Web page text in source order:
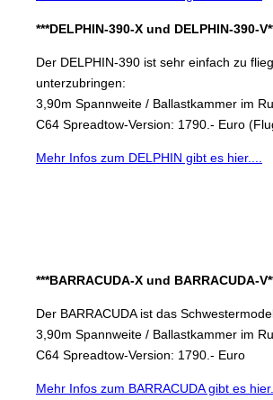
***DELPHIN-390-X und DELPHIN-390-
Der DELPHIN-390 ist sehr einfach zu
unterzubringen:
3,90m Spannweite / Ballastkammer im
C64 Spreadtow-Version: 1790.- Euro
Mehr Infos zum DELPHIN gibt es hier....
***BARRACUDA-X und BARRACUDA-
Der BARRACUDA ist das
3,90m Spannweite / Ballastkammer im
C64 Spreadtow-Version: 1790.- Euro
Mehr Infos zum BARRACUDA gibt es